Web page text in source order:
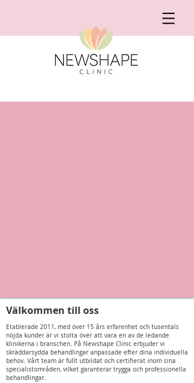
Välkommen till oss
Etablerade 2011, med över 15 års erfarenhet och tusentals
nöjda kunder är vi stolta över att vara en av de ledande
klinikerna i branschen. På Newshape Clinic erbjuder vi
skräddarsydda behandlingar anpassade efter dina individuella
behov. Vårt team är fullt utbildat och certifierat inom sina
specialistområden, vilket garanterar trygga och professionella
behandlingar.